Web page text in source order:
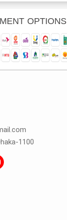
is:
TK.75. OPTIONS
1100